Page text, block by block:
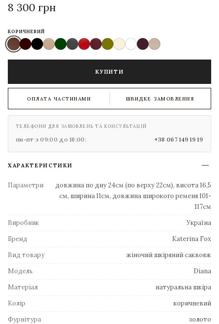
8 300 грн
КОРИЧНЕВИЙ
КУПИТИ
ОПЛАТА ЧАСТИНАМИ ШВИДКЕ ЗАМОВЛЕННЯ
ТЕЛЕФОНИ ДЛЯ ЗАМОВЛЕНЬ ТА КОНСУЛЬТАЦІЙ
пн-пт з 09:00 до 18:00: +38 067 149 19 19
ХАРАКТЕРИСТИКИ
Параметри
довжина по дну 24см (по верху 22см), висота 16,5
см, ширина 11см, довжина широкого ременя 101-
117см
Виробник
Україна
Бренд
Katerina Fox
Вид товару
жіночий шкіряний саквояж
Модель
Diana
Матеріал
натуральна шкіра
Колір
коричневий
Фурнітура
золото